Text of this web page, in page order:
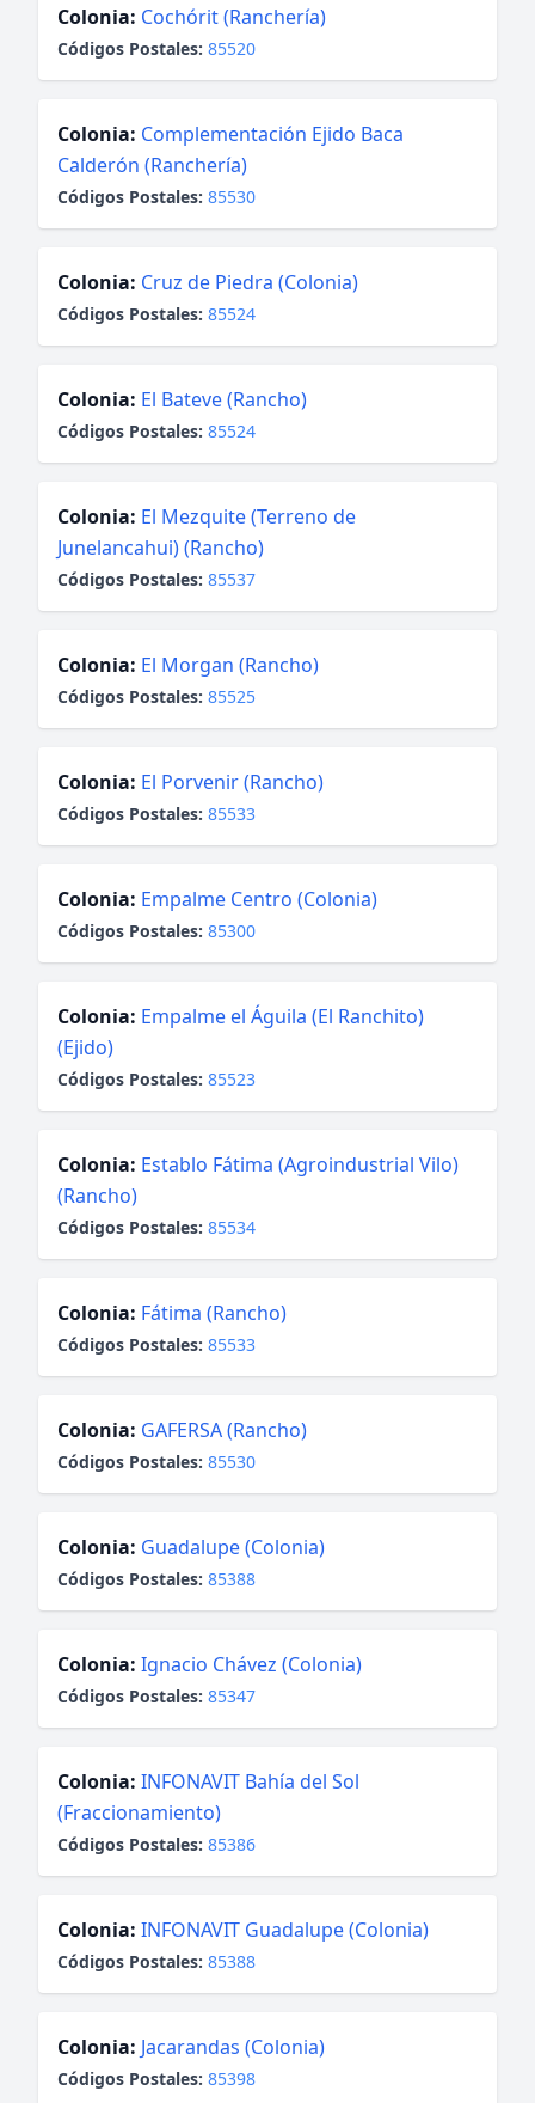
Colonia: Cochórit (Ranchería)
Códigos Postales: 85520
Colonia: Complementación Ejido Baca
Calderón (Ranchería)
Códigos Postales: 85530
Colonia: Cruz de Piedra (Colonia)
Códigos Postales: 85524
Colonia: El Bateve (Rancho)
Códigos Postales: 85524
Colonia: El Mezquite (Terreno de
Junelancahui) (Rancho)
Códigos Postales: 85537
Colonia: El Morgan (Rancho)
Códigos Postales: 85525
Colonia: El Porvenir (Rancho)
Códigos Postales: 85533
Colonia: Empalme Centro (Colonia)
Códigos Postales: 85300
Colonia: Empalme el Águila (El Ranchito)
(Ejido)
Códigos Postales: 85523
Colonia: Establo Fátima (Agroindustrial Vilo)
(Rancho)
Códigos Postales: 85534
Colonia: Fátima (Rancho)
Códigos Postales: 85533
Colonia: GAFERSA (Rancho)
Códigos Postales: 85530
Colonia: Guadalupe (Colonia)
Códigos Postales: 85388
Colonia: Ignacio Chávez (Colonia)
Códigos Postales: 85347
Colonia: INFONAVIT Bahía del Sol
(Fraccionamiento)
Códigos Postales: 85386
Colonia: INFONAVIT Guadalupe (Colonia)
Códigos Postales: 85388
Colonia: Jacarandas (Colonia)
Códigos Postales: 85398